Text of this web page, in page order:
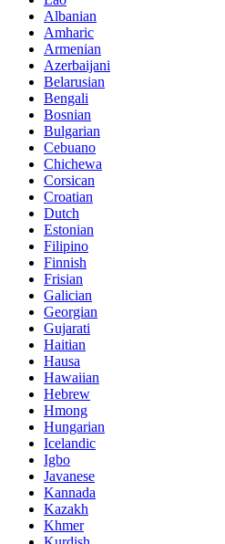
Albanian
Amharic
Armenian
Azerbaijani
Belarusian
Bengali
Bosnian
Bulgarian
Cebuano
Chichewa
Corsican
Croatian
Dutch
Estonian
Filipino
Finnish
Frisian
Galician
Georgian
Gujarati
Haitian
Hausa
Hawaiian
Hebrew
Hmong
Hungarian
Icelandic
Igbo
Javanese
Kannada
Kazakh
Khmer